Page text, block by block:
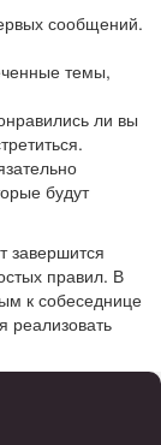
сообщений.
темы,
ли вы
будут
завершится
правил. В
к собеседнице
реализовать